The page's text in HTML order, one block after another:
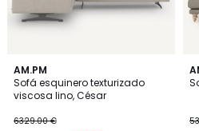
AM.PM
Sofá esquinero texturizado
viscosa lino, César
6329.00 €
1
/
3